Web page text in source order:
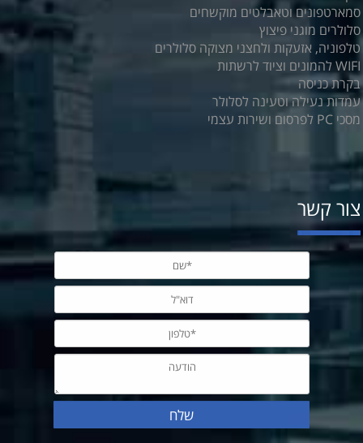
סמארטפונים וטאבלטים מוקשחים
סלולרים מוגני פיצוץ
טלפוניה, אזעקות ולחצני מצוקה סלולרים
WIFI להמונים וציוד לרשתות
בקרת כניסה
עמדות נעילה וטעינה לסלולר
מסכי PC לפרסום ושירות עצמי
צור קשר